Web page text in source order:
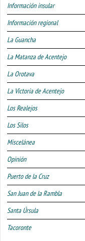
Información insular
Información regional
La Guancha
La Matanza de Acentejo
La Orotava
La Victoria de Acentejo
Los Realejos
Los Silos
Miscelánea
Opinión
Puerto de la Cruz
San Juan de la Rambla
Santa Úrsula
Tacoronte